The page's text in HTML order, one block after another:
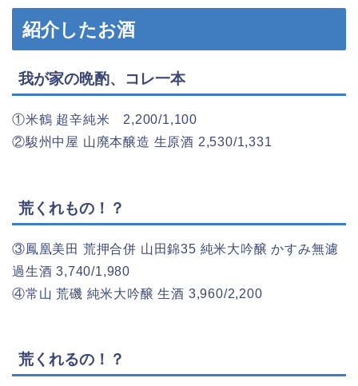
紹介したお酒
我が家の晩酌、コレ一本
①米鶴 超辛純米 2,200/1,100
②駿州中屋 山廃本醸造 生原酒 2,530/1,331
荒くれもの！？
③鳳凰美田 荒押合併 山田錦35 純米大吟醸 かすみ無濾
過生酒 3,740/1,980
④常山 荒磯 純米大吟醸 生酒 3,960/2,200
荒くれるの！？